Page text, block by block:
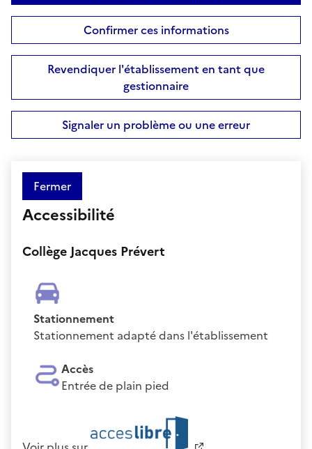
Confirmer ces informations
Revendiquer l'établissement en tant que
gestionnaire
Signaler un problème ou une erreur
Fermer
Accessibilité
Collège Jacques Prévert
Stationnement
Stationnement adapté dans l'établissement
Accès
Entrée de plain pied